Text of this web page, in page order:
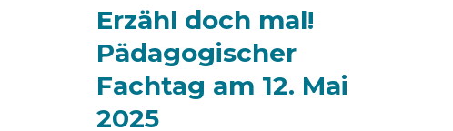
Erzähl doch mal!
Pädagogischer
Fachtag am 12. Mai
2025